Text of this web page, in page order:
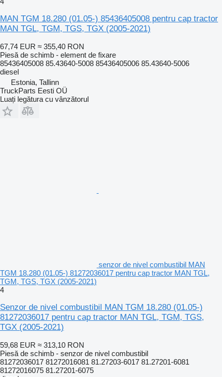
MAN TGM 18.280 (01.05-) 85436405008 pentru cap tractor
MAN TGL, TGM, TGS, TGX (2005-2021)
67,74 EUR ≈ 355,40 RON
Piesă de schimb - element de fixare
85436405008 85.43640-5008 85436405006 85.43640-5006
diesel
Estonia, Tallinn
TruckParts Eesti OÜ
Luați legătura cu vânzătorul
senzor de nivel combustibil MAN
TGM 18.280 (01.05-) 81272036017 pentru cap tractor MAN TGL,
TGM, TGS, TGX (2005-2021)
4
Senzor de nivel combustibil MAN TGM 18.280 (01.05-)
81272036017 pentru cap tractor MAN TGL, TGM, TGS,
TGX (2005-2021)
59,68 EUR ≈ 313,10 RON
Piesă de schimb - senzor de nivel combustibil
81272036017 81272016081 81.27203-6017 81.27201-6081
81272016075 81.27201-6075